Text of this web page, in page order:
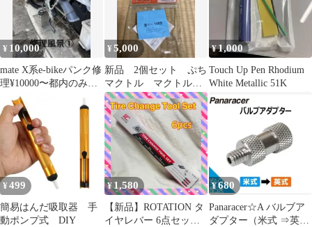
¥ 10,000
mate X系e-bikeパンク修
理¥10000〜都内のみ出
張可(条件有)杉並区
¥5,000
新品 2個セット ぷち
マクトル マクトル
研磨 切削用
¥1,000
Touch Up Pen Rhodium
White Metallic 51K
¥499
簡易はんだ吸取器 手
動ポンプ式 DIY
¥ 1,580
【新品】ROTATION タ
イヤレバー 6点セット
¥680
Panaracer☆A バルブア
ダプター（米式 ⇒英